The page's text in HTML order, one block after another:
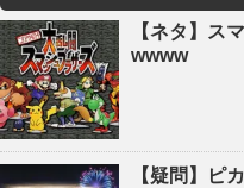
【ネタ】ス
wwww
【疑問】ピ